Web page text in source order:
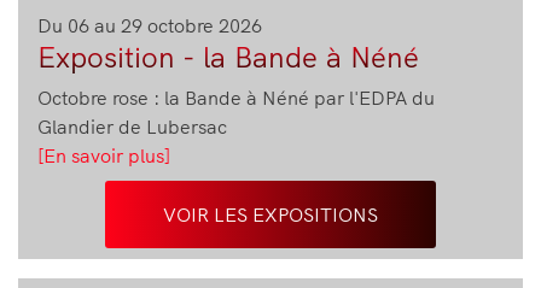
Du 06 au 29 octobre 2026
Exposition - la Bande à Néné
Octobre rose : la Bande à Néné par l'EDPA du
Glandier de Lubersac
VOIR LES EXPOSITIONS